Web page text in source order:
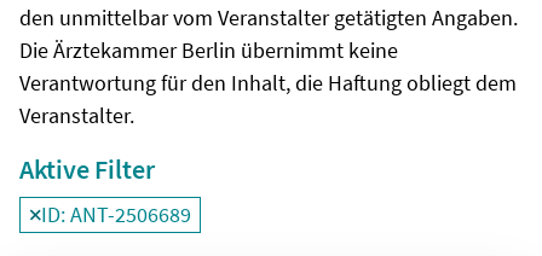
den unmittelbar vom Veranstalter getätigten Angaben.
Die Ärztekammer Berlin übernimmt keine
Verantwortung für den Inhalt, die Haftung obliegt dem
Veranstalter.
Aktive Filter
Filter
ID: ANT-2506689
deaktivieren und Suchergebnisse neu laden